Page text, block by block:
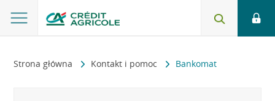
Strona główna Kontakt i pomoc Bankomat